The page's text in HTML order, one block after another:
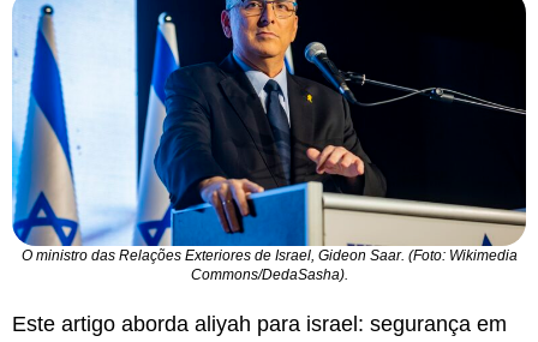
O ministro das Relações Exteriores de Israel, Gideon Saar. (Foto: Wikimedia
Commons/DedaSasha).
Este artigo aborda aliyah para israel: segurança em